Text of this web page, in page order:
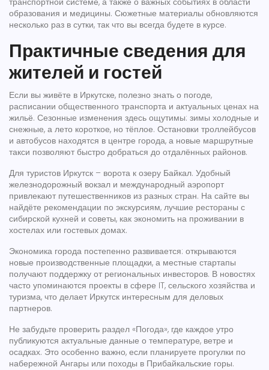
образования и медицины. Сюжетные материалы обновляются
несколько раз в сутки, так что вы всегда будете в курсе.
Практичные сведения для
жителей и гостей
Если вы живёте в Иркутске, полезно знать о погоде,
расписании общественного транспорта и актуальных ценах на
жильё. Сезонные изменения здесь ощутимы: зимы холодные и
снежные, а лето короткое, но тёплое. Остановки троллейбусов
и автобусов находятся в центре города, а новые маршрутные
такси позволяют быстро добраться до отдалённых районов.
Для туристов Иркутск – ворота к озеру Байкал. Удобный
железнодорожный вокзал и международный аэропорт
привлекают путешественников из разных стран. На сайте вы
найдёте рекомендации по экскурсиям, лучшие рестораны с
сибирской кухней и советы, как экономить на проживании в
хостелах или гостевых домах.
Экономика города постепенно развивается: открываются
новые производственные площадки, а местные стартапы
получают поддержку от региональных инвесторов. В новостях
часто упоминаются проекты в сфере IT, сельского хозяйства и
туризма, что делает Иркутск интересным для деловых
партнеров.
Не забудьте проверить раздел «Погода», где каждое утро
публикуются актуальные данные о температуре, ветре и
осадках. Это особенно важно, если планируете прогулки по
набережной Ангары или походы в Прибайкальские горы.